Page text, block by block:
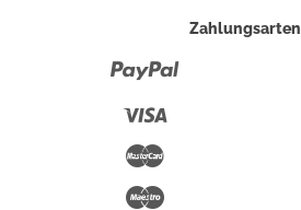
Zahlungsarten
Maestro